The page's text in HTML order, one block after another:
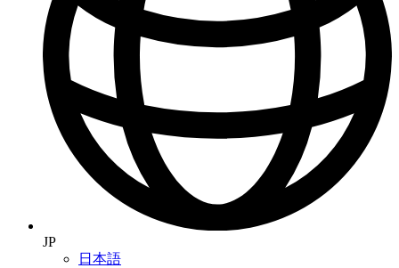
JP
日本語